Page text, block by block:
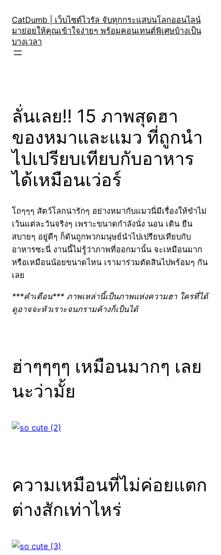
content
CatDumb | เว็บไซต์ไวรัล จับทุกกระแสบนโลกออนไลน์
มาย่อยให้คุณเข้าใจง่ายๆ พร้อมคอนเทนต์พิเศษบ้างเป็น
บางเวลา
ลั่นเลย!! 15 ภาพสุดฮา
ของหมาและแมว ที่ถูกนำ
ไปเปรียบเทียบกับอาหาร
ได้เหมือนเว่อร์
โถๆๆๆ สัตว์โลกน่ารักๆ อย่างหมากับแมวนี่มีเรื่องให้ขำไม่
เว้นแต่ละวันจริงๆ เพราะขนาดกำลังนั่ง นอน เดิน ยืน
สบายๆ อยู่ดีๆ ก็ดันถูกพวกมนุษย์นำไปเปรียบเทียบกับ
อาหารซะนี่ งานนี้ไม่รู้ว่าภาพที่ออกมานั้น จะเหมือนมาก
หรือเหมือนน้อยขนาดไหน เรามาร่วมตัดสินไปพร้อมๆ กัน
เลย
***คำเตือน*** ภาพเหล่านี้เป็นภาพแห่งความฮา ใครที่ได้
ดูอาจจะหัวเราะจนกรามค้างก็เป็นได้
ฮ่าๆๆๆๆ เหมือนมากๆ เลย
นะว่ามั้ย
ความเหมือนที่ไม่ค่อยแตก
ต่างสักเท่าไหร่